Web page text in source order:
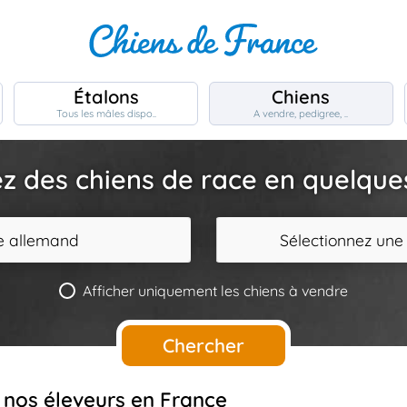
Étalons
Tous les mâles dispo..
Chiens
A vendre, pedigree, ..
des chiens de race en
allemand Sélectionnez
Afficher uniquement les chiens à vendre
Chercher
éleveurs en France